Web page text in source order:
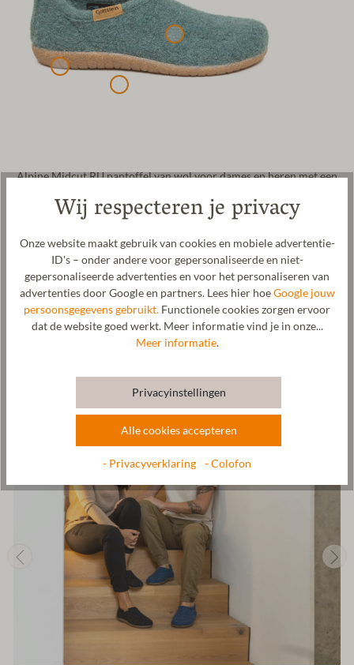
Alpine Midcut RU pantoffel van wol voor dames en heren met een
mulesing-vrije schapenwol. In onze fabriek in Tirol verwerken we
deze pantoffel vormt. De stevige rubberen zool met
kurkinzetstukken is antislip en perfect geschikt om zowel binnen
als buiten mee te lopen. De opening van de pantoffel is omrand
met een wollen band in dezelfde kleur. Het Gottstein-logo, in
reliëf op plantaardig gelooid leer, siert bovendien de opening van
deze pantoffel. Het bovenmateriaal van wol en de wollen band
worden volledig vervaardigd in onze fabriek in Tirol, Oostenrijk.
Bahnhof, OOSTENRIJK,office@gottstein.at
Wij respecteren je privacy
Onze website maakt gebruik van cookies en mobiele advertentie-
ID's – onder andere voor gepersonaliseerde en niet-
gepersonaliseerde advertenties en voor het personaliseren van
advertenties door Google en partners. Lees hier hoeGoogle jouw
persoonsgegevens gebruikt. Functionele cookies zorgen ervoor
dat de website goed werkt. Meer informatie vind je in onze...
Meer informatie.
Privacyinstellingen
Alle cookies accepteren
- Privacyverklaring - Colofon